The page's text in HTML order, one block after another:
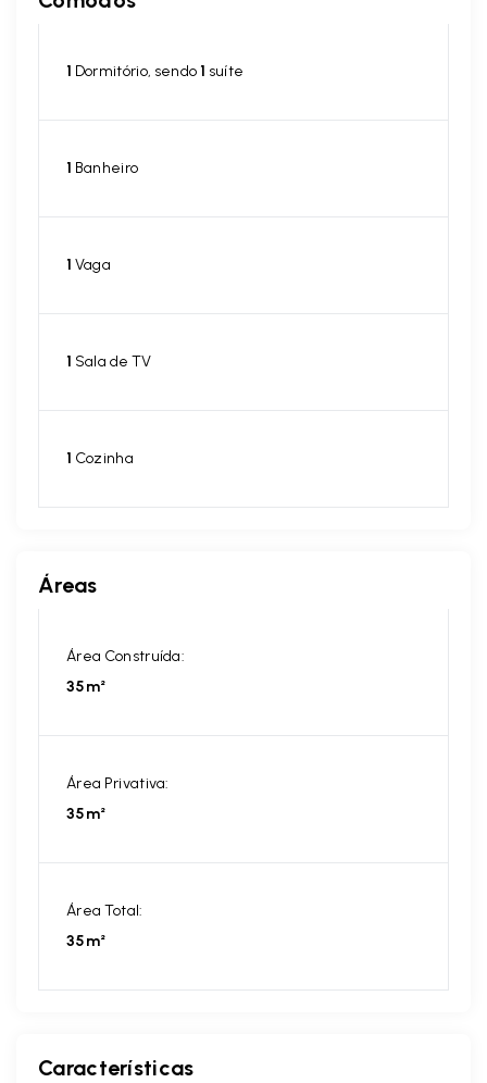
1 Dormitório, sendo1 suíte
1 Banheiro
1 Vaga
1 Sala de TV
1 Cozinha
Áreas
Área Construída:
35m²
Área Privativa:
35m²
Área Total:
35m²
Características